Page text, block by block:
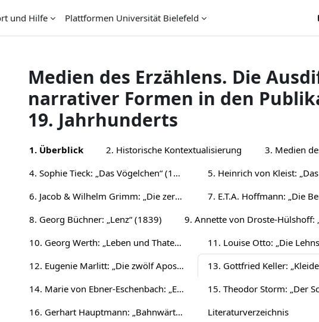
und Hilfe Plattformen Universität Bielefeld
Medien des Erzählens. Die
narrativer Formen in den
19. Jahrhunderts
Abschnittsübersicht
1. Überblick 2. Historische Kontextualisierung
3. Medien
4. Sophie Tieck: „Das Vögelchen“ (1802)
6. Jacob & Wilhelm Grimm: „Die zertanzten Schuhe“ (1815)
8. Georg Büchner: „Lenz“ (1839)
10. Georg Werth: „Leben und Thaten des berühmten Ritters Schnapphahnski“ (1848/49)
12. Eugenie Marlitt: „Die zwölf Apostel“ (1865)
14. Marie von Ebner-Eschenbach: „Er lässt die Hand küssen“ (1886)
16. Gerhart Hauptmann: „Bahnwärter Thiel“ (1888)
Literaturverzeichnis